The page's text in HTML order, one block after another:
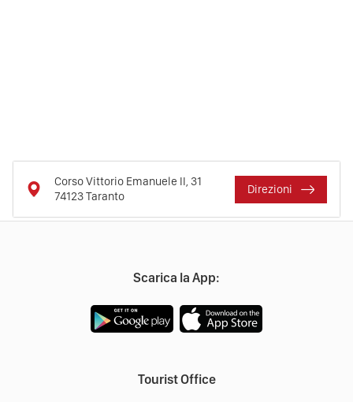
Corso Vittorio Emanuele II, 31
74123Taranto
Direzioni
Scarica la App:
Tourist Office